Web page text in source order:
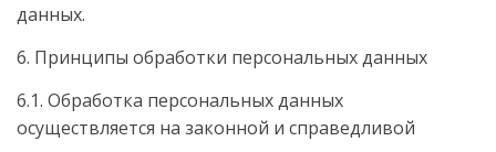
данных.
6. Принципы обработки персональных данных
6.1. Обработка персональных данных
осуществляется на законной и справедливой